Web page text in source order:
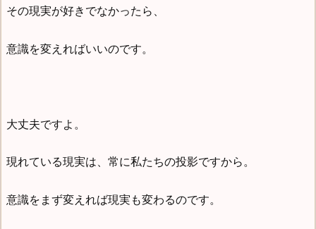
その現実が好きでなかったら、
意識を変えればいいのです。
大丈夫ですよ。
現れている現実は、常に私たちの投影ですから。
意識をまず変えれば現実も変わるのです。